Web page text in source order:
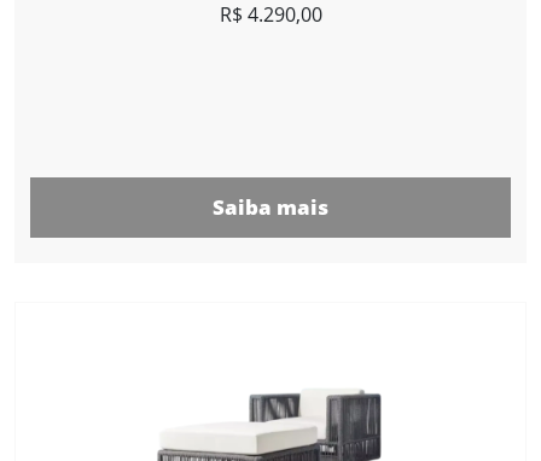
R$ 4.290,00
Saiba mais